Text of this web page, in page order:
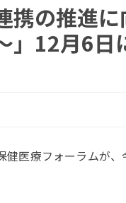
携の推進
」12月6日
医療フォーラムが